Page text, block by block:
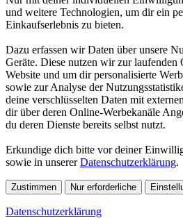
und weitere Technologien, um dir ein
Einkaufserlebnis zu bieten.
Dazu erfassen wir Daten über unsere
Geräte. Diese nutzen wir zur laufenden
Website und um dir personalisierte
sowie zur Analyse der
deine verschlüsselten Daten mit
dir über deren Online-Werbekanäle
du deren Dienste bereits selbst nutzt.
Erkundige dich bitte vor deiner
sowie in unsererDatenschutzerklärung.
Zustimmen Nur erforderliche
Datenschutzerklärung